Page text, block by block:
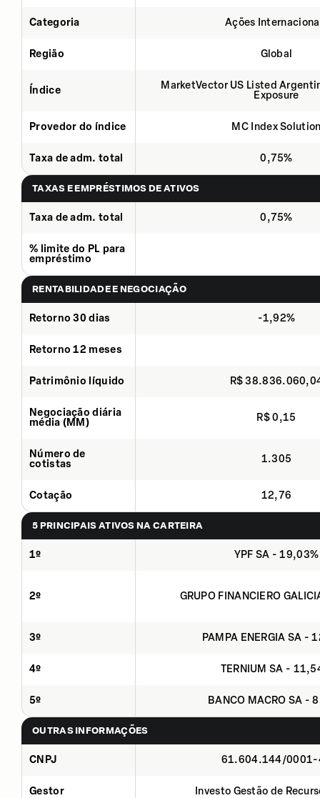
Categoria Ações
Região Global
Índice
MarketVector US Listed
Exposure
Provedor do índice MC Index
Taxa de adm. total 0,75%
TAXAS E EMPRÉSTIMOS DE ATIVOS
Taxa de adm. total 0,75%
% limite do PL para
empréstimo
RENTABILIDADE E NEGOCIAÇÃO
Retorno 30 dias -1,92%
Retorno 12 meses
Patrimônio líquido R$
Negociação diária
média (MM)
R$ 0,15
Número de
cotistas
1.305
Cotação 12,76
5 PRINCIPAIS ATIVOS NA CARTEIRA
1º YPF SA - 19,03%
2º GRUPO FINANCIERO
3º PAMPA ENERGIA SA -
4º TERNIUM SA -
5º BANCO MACRO SA -
OUTRAS INFORMAÇÕES
CNPJ 61.604.144/0001-
Gestor Investo Gestão de